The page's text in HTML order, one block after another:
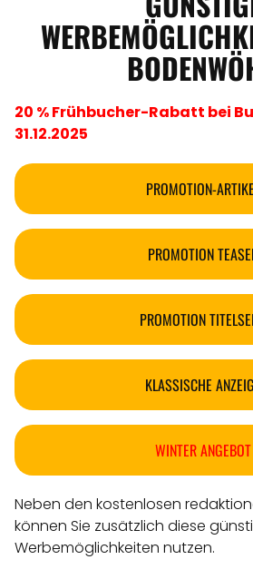
20 % Frühbucher-Rabatt bei
31.12.2025
PROMOTION-
PROMOTION
PROMOTION
KLASSISCHE
WINTER ANGEBOT
Neben den kostenlosen
können Sie zusätzlich diese
Werbemöglichkeiten nutzen.